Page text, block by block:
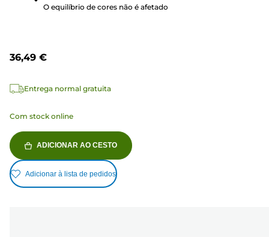
O equilíbrio de cores não é afetado
36,49 €
Entrega normal gratuita
Com stock online
ADICIONAR AO CESTO
Adicionar à lista de pedidos